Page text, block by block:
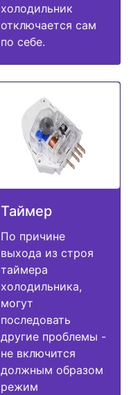
холодильник
отключается сам
по себе.
Таймер
По причине
выхода из строя
таймера
холодильника,
могут
последовать
другие проблемы -
не включится
должным образом
режим